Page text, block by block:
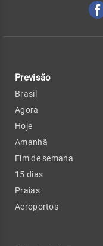
Previsão
Brasil
Agora
Hoje
Amanhã
Fim de semana
15 dias
Praias
Aeroportos